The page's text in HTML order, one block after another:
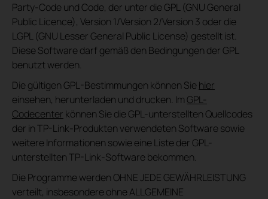
Party-Code und Code, der unter die GPL (GNU General
Public Licence), Version 1/Version 2/Version 3 oder die
LGPL (GNU Lesser General Public License) gestellt ist.
Diese Software darf gemäß den Bedingungen der GPL
benutzt werden.
Die gültigen GPL-Bestimmungen können Siehier
einsehen, herunterladen und drucken. Im GPL-
Codecenter können Sie die GPL-unterstellten Quellcodes
der in TP-Link-Produkten verwendeten Software sowie
weitere Informationen sowie eine Liste der GPL-
unterstellten TP-Link-Software bekommen.
Die Programme werden OHNE JEDE GEWÄHRLEISTUNG
verteilt, insbesondere ohne ALLGEMEINE